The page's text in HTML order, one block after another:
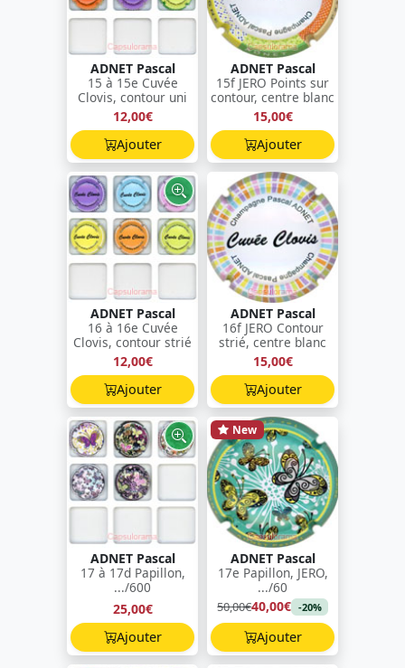
ADNET Pascal
15 à 15e Cuvée
Clovis, contour uni
12,00€
Ajouter
ADNET Pascal
15f JERO Points sur
contour, centre blanc
15,00€
Ajouter
ADNET Pascal
16 à 16e Cuvée
Clovis, contour strié
12,00€
Ajouter
ADNET Pascal
16f JERO Contour
strié, centre blanc
15,00€
Ajouter
ADNET Pascal
17 à 17d Papillon,
.../600
25,00€
Ajouter
New
ADNET Pascal
17e Papillon, JERO,
.../60
50,00€40,00€ -20%
Ajouter